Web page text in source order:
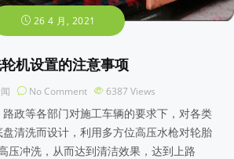
26 4 月, 2021
机设置的注意事项
No Comment 6387 Views
政等各部门对施工车辆的要求下，对各类
清洗而设计，利用多方位高压水枪对轮胎
压冲洗，从而达到清洁效果，达到上路